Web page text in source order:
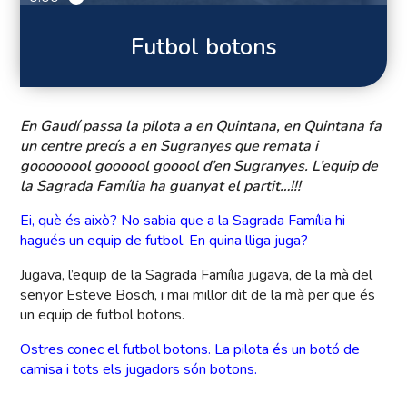
Futbol botons
En Gaudí passa la pilota a en Quintana, en Quintana fa
un centre precís a en Sugranyes que remata i
goooooool goooool gooool d’en Sugranyes. L’equip de
la Sagrada Família ha guanyat el partit…!!!
Ei, què és això? No sabia que a la Sagrada Família hi
hagués un equip de futbol. En quina lliga juga?
Jugava, l’equip de la Sagrada Família jugava, de la mà del
senyor Esteve Bosch, i mai millor dit de la mà per que és
un equip de futbol botons.
Ostres conec el futbol botons. La pilota és un botó de
camisa i tots els jugadors són botons.